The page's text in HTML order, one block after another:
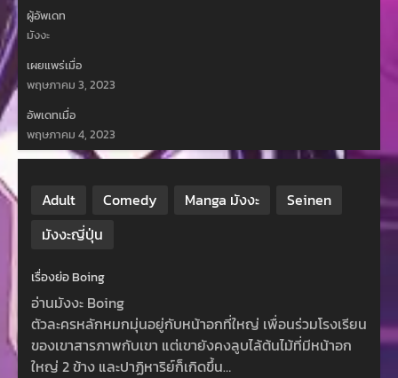
ผู้อัพเดท
มังงะ
เผยแพร่เมื่อ
พฤษภาคม 3, 2023
อัพเดทเมื่อ
พฤษภาคม 4, 2023
Adult Comedy Manga มังงะ
Seinen
มังงะญี่ปุ่น
เรื่องย่อ Boing
อ่านมังงะ Boing
ตัวละครหลักหมกมุ่นอยู่กับหน้าอกที่ใหญ่ เพื่อนร่วมโรงเรียน
ของเขาสารภาพกับเขา แต่เขายังคงลูบไล้ต้นไม้ที่มีหน้าอก
ใหญ่ 2 ข้าง และปาฏิหาริย์ก็เกิดขึ้น…